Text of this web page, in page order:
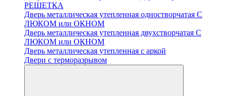
РЕШЕТКА
Дверь металлическая утепленная одностворчатая С
ЛЮКОМ или ОКНОМ
Дверь металлическая утепленная двухстворчатая С
ЛЮКОМ или ОКНОМ
Дверь металлическая утепленная с аркой
Двери с терморазрывом